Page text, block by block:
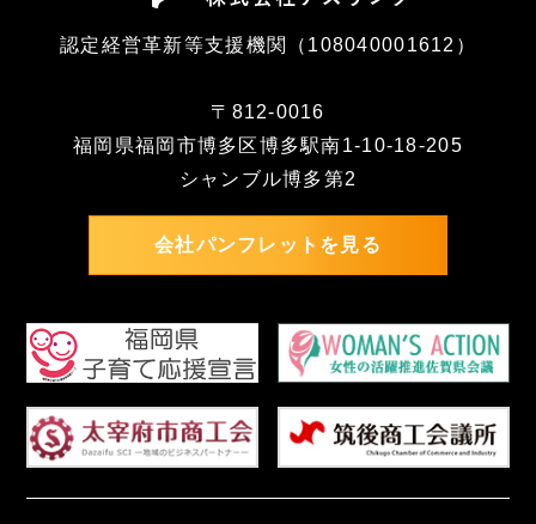
認定経営革新等支援機関（108040001612）
〒812-0016
福岡県福岡市博多区博多駅南1-10-18-205
シャンブル博多第2
会社パンフレットを見る